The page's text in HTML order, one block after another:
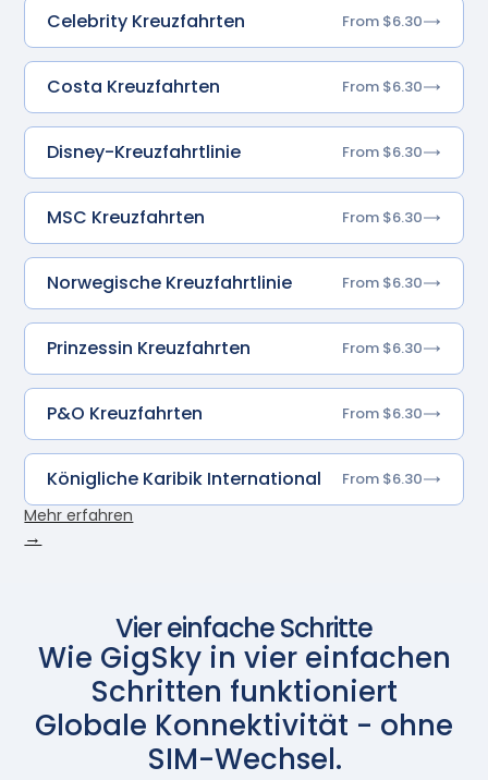
Celebrity Kreuzfahrten From $6.30
Costa Kreuzfahrten From $6.30
Disney-Kreuzfahrtlinie From $6.30
MSC Kreuzfahrten From $6.30
Norwegische Kreuzfahrtlinie From $6.30
Prinzessin Kreuzfahrten From $6.30
P&O Kreuzfahrten From $6.30
Königliche Karibik International From $6.30
Mehr erfahren
→
Vier einfache Schritte
Wie GigSky in vier einfachen
Schritten funktioniert
Globale Konnektivität - ohne
SIM-Wechsel.